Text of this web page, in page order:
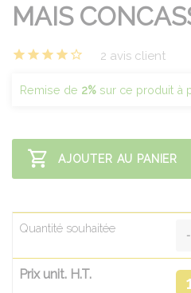
MAIS
2 avis client
Remise de 2% sur ce produit à
AJOUTER AU PANIER
Quantité souhaitée
Prix unit. H.T.